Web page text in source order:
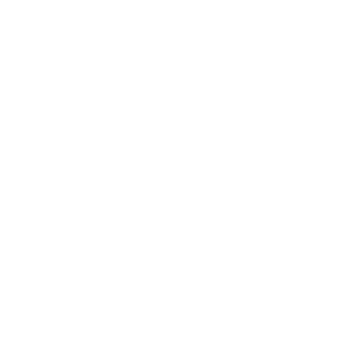
y dale LIKE a la página. Saludos Y GRACIAS."